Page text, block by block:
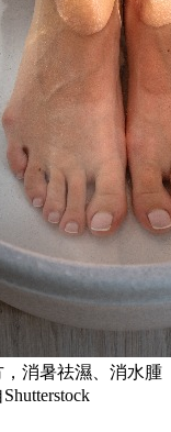
消暑祛濕、消水腫